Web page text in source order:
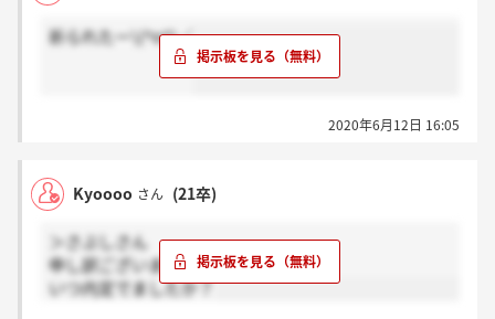
祈られたー\(^o^)／
2020年6月12日 16:05
Kyoooo さん (21卒)
＞さぶしさん
申し訳ございません。
いつ内定でましたか？